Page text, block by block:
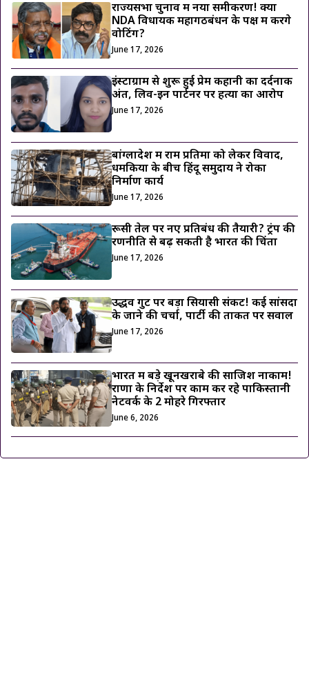
राज्यसभा चुनाव में नया समीकरण! क्या
NDA विधायक महागठबंधन के पक्ष में करेंगे
वोटिंग?
June 17, 2026
इंस्टाग्राम से शुरू हुई प्रेम कहानी का दर्दनाक
अंत, लिव-इन पार्टनर पर हत्या का आरोप
June 17, 2026
बांग्लादेश में राम प्रतिमा को लेकर विवाद,
धमकियों के बीच हिंदू समुदाय ने रोका
निर्माण कार्य
June 17, 2026
रूसी तेल पर नए प्रतिबंध की तैयारी? ट्रंप की
रणनीति से बढ़ सकती है भारत की चिंता
June 17, 2026
उद्धव गुट पर बड़ा सियासी संकट! कई सांसदों
के जाने की चर्चा, पार्टी की ताकत पर सवाल
June 17, 2026
भारत में बड़े खूनखराबे की साजिश नाकाम!
राणा के निर्देश पर काम कर रहे पाकिस्तानी
नेटवर्क के 2 मोहरे गिरफ्तार
June 6, 2026